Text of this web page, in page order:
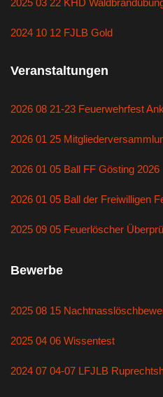
2025 03 22 KHD
2024 10 12 FJLB Gold
Veranstaltungen
2026 08 21-23 Feuerwehrfest
2026 01 25
2026 01 05 Ball FF Gösting 2026
2026 01 05 Ball der Freiwilligen
2025 09 05 Feuerlöscher
Bewerbe
2025 08 15
2025 04 06 Wissentest
2024 07 04-07 LFJLB